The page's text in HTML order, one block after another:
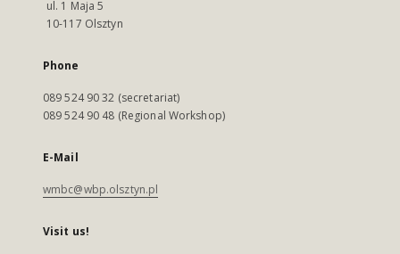
ul. 1 Maja 5
10-117 Olsztyn
Phone
089 524 90 32 (secretariat)
089 524 90 48 (Regional Workshop)
E-Mail
wmbc@wbp.olsztyn.pl
Visit us!